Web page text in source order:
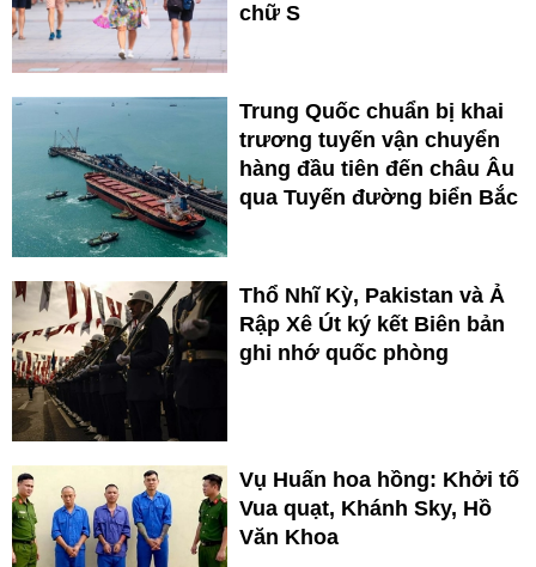
chữ S
Trung Quốc chuẩn bị khai
trương tuyến vận chuyển
hàng đầu tiên đến châu Âu
qua Tuyến đường biển Bắc
Thổ Nhĩ Kỳ, Pakistan và Ả
Rập Xê Út ký kết Biên bản
ghi nhớ quốc phòng
Vụ Huấn hoa hồng: Khởi tố
Vua quạt, Khánh Sky, Hồ
Văn Khoa